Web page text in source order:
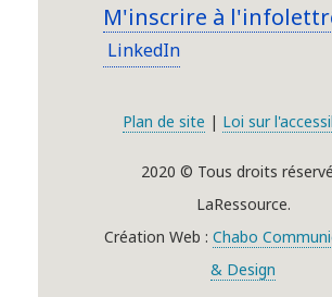
M'inscrire à
LinkedIn
Plan de site | Loi sur
2020 © Tous droits
LaRessource.
Création Web : Chabo
& Design